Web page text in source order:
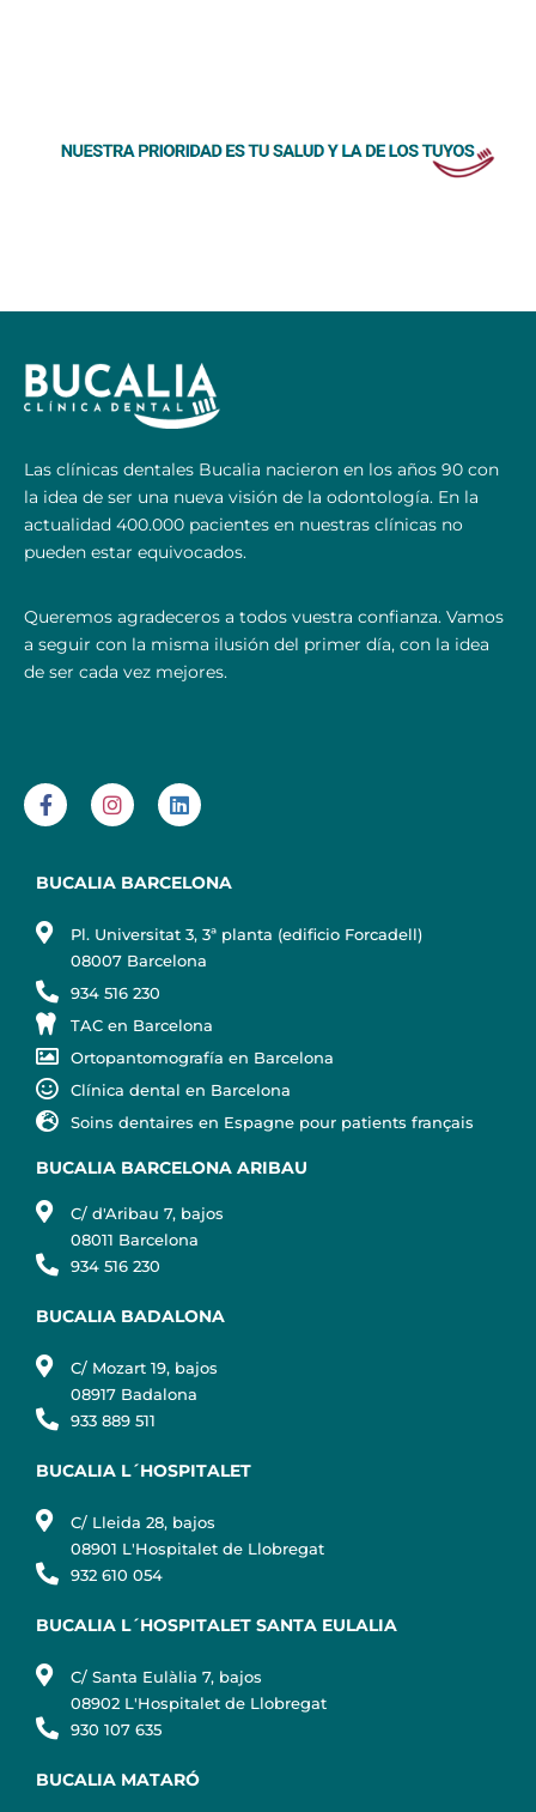
Las clínicas dentales Bucalia nacieron en los años 90 con
la idea de ser una nueva visión de la odontología. En la
actualidad 400.000 pacientes en nuestras clínicas no
pueden estar equivocados.
Queremos agradeceros a todos vuestra confianza. Vamos
a seguir con la misma ilusión del primer día, con la idea
de ser cada vez mejores.
BUCALIA BARCELONA
Pl. Universitat 3, 3ª planta (edificio Forcadell)
08007 Barcelona
934 516 230
TAC en Barcelona
Ortopantomografía en Barcelona
Clínica dental en Barcelona
Soins dentaires en Espagne pour patients français
BUCALIA BARCELONA ARIBAU
C/ d'Aribau 7, bajos
08011 Barcelona
934 516 230
BUCALIA BADALONA
C/ Mozart 19, bajos
08917 Badalona
933 889 511
BUCALIA L´HOSPITALET
C/ Lleida 28, bajos
08901 L'Hospitalet de Llobregat
932 610 054
BUCALIA L´HOSPITALET SANTA EULALIA
C/ Santa Eulàlia 7, bajos
08902 L'Hospitalet de Llobregat
930 107 635
BUCALIA MATARÓ